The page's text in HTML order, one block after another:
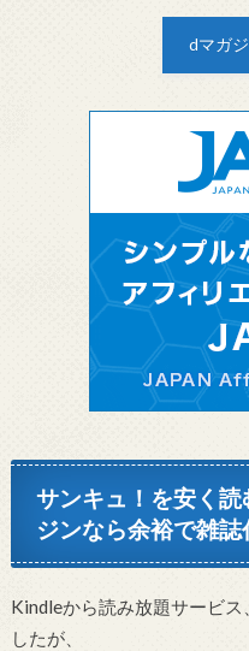
dマガ
サンキュ！を安く
ジンなら余裕で雑
Kindleから読み放題サービ
したが、